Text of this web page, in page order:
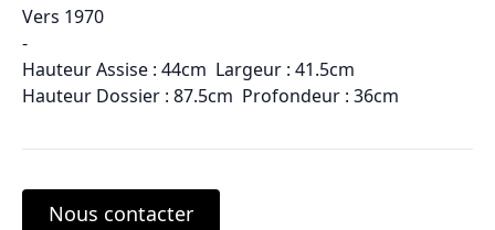
Vers 1970
-
Hauteur Assise : 44cm Largeur : 41.5cm
Hauteur Dossier : 87.5cm Profondeur : 36cm
Nous contacter